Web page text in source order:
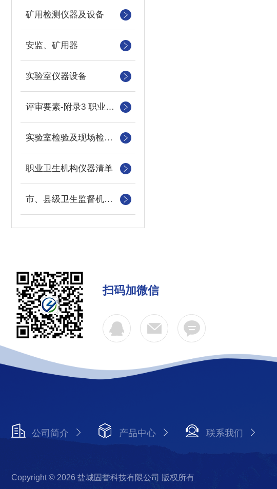
矿用检测仪器及设备
安监、矿用器
实验室仪器设备
评审要素-附录3 职业卫生技术服务机构主要仪器设备要求
实验室检验及现场检测设备目录（乙级）
职业卫生机构仪器清单
市、县级卫生监督机构体系建设主要装备配置
扫码加微信
公司简介 产品中心 联系我们
Copyright © 2026 盐城固誉科技有限公司 版权所有